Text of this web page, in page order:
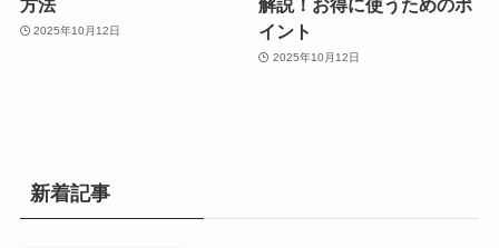
方法
2025年10月12日
解説！お得に使うためのポ
イント
2025年10月12日
新着記事